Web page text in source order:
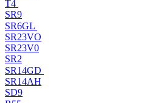
T4
SR9
SR6GL
SR23VO
SR23V0
SR2
SR14GD
SR14AH
SD9